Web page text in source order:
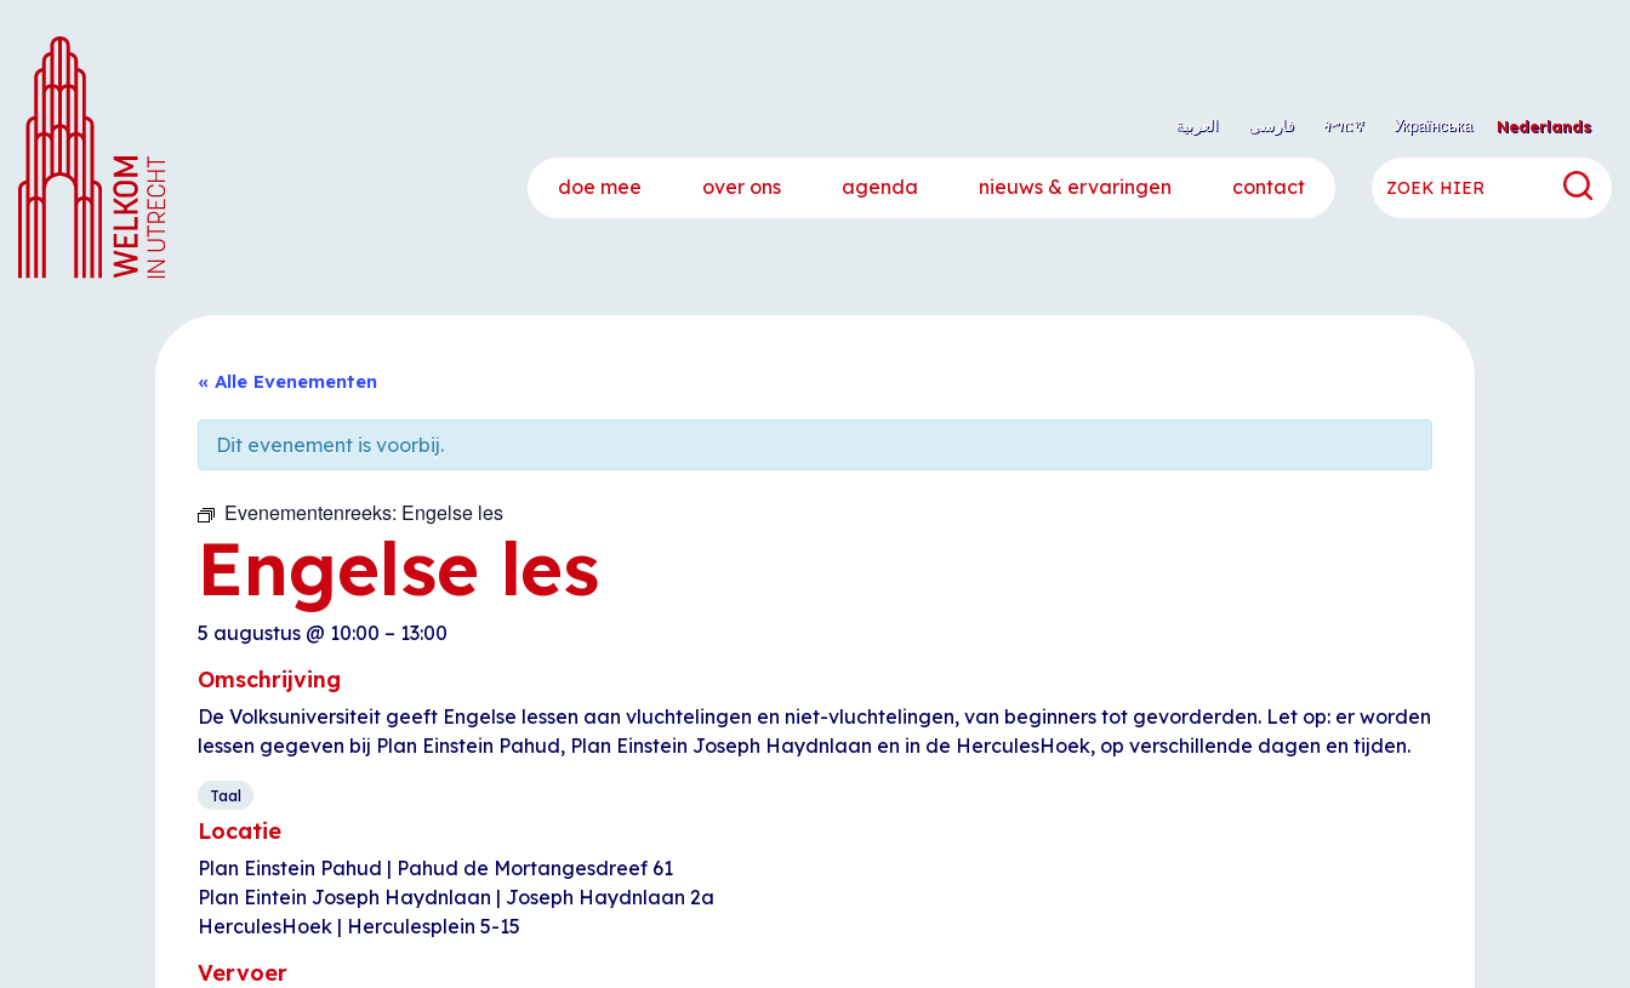
Nederlands العربية فارسی ትግርኛ Українська
doe mee over ons agenda nieuws & ervaringen contact
« Alle Evenementen
Dit evenement is voorbij.
Evenementenreeks: Engelse les
Engelse les
5 augustus @ 10:00 – 13:00
Omschrijving
De Volksuniversiteit geeft Engelse lessen aan vluchtelingen en niet-vluchtelingen, van beginners tot gevorderden. Let op: er worden
lessen gegeven bij Plan Einstein Pahud, Plan Einstein Joseph Haydnlaan en in de HerculesHoek, op verschillende dagen en tijden.
Taal
Locatie
Plan Einstein Pahud | Pahud de Mortangesdreef 61
Plan Eintein Joseph Haydnlaan | Joseph Haydnlaan 2a
HerculesHoek | Herculesplein 5-15
Vervoer